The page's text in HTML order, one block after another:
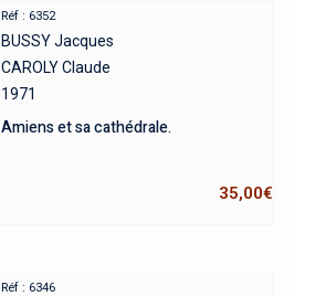
Réf : 6352
BUSSY Jacques
CAROLY Claude
1971
Amiens et sa cathédrale.
35,00€
Réf : 6346